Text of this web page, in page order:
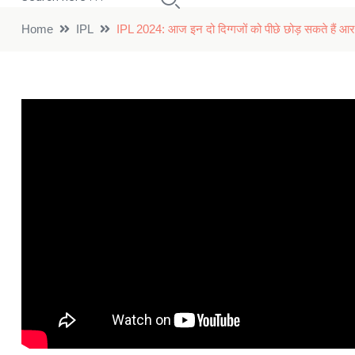
Home IPL IPL 2024: आज इन दो दिग्गजों को पीछे छोड़ सकते हैं